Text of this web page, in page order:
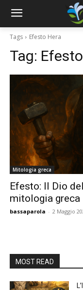
Tags Efesto Hera
Tag:
Mitologia greca
Efesto: Il Dio
mitologia greca
bassaparola - 2 Maggio
MOST READ